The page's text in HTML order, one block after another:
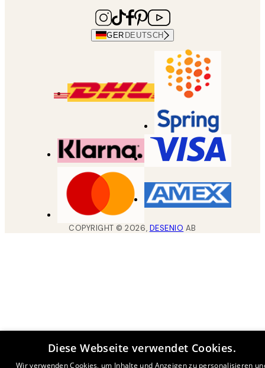
GER DEUTSCH
COPYRIGHT ©2026, DESENIO AB
Diese Webseite verwendet Cookies.
Wir verwenden Cookies, um Inhalte und Anzeigen zu personalisieren